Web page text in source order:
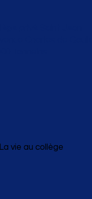
La vie au collège